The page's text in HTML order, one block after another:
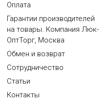
Оплата
Гарантии производителей
на товары. Компания Люк-
ОптТорг, Москва
Обмен и возврат
Сотрудничество
Статьи
Контакты